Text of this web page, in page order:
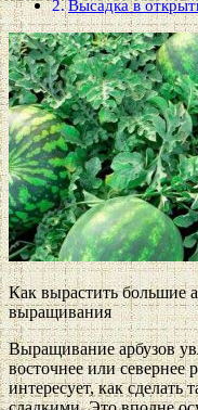
Высадка в
Как вырастить большие
выращивания
Выращивание арбузов
восточнее или
интересует, как